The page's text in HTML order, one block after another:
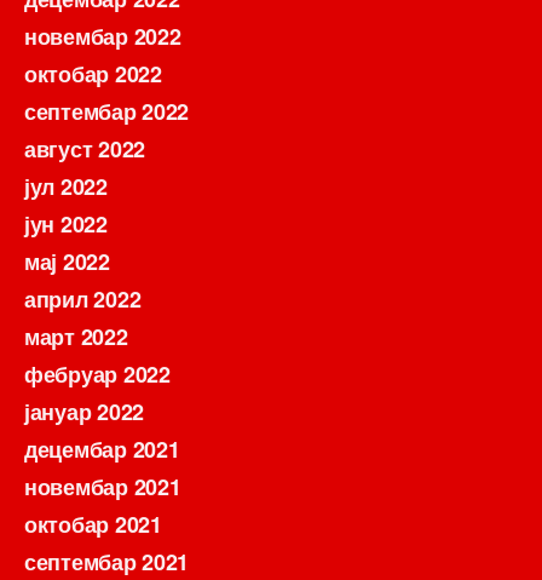
новембар 2022
октобар 2022
септембар 2022
август 2022
јул 2022
јун 2022
мај 2022
април 2022
март 2022
фебруар 2022
јануар 2022
децембар 2021
новембар 2021
октобар 2021
септембар 2021